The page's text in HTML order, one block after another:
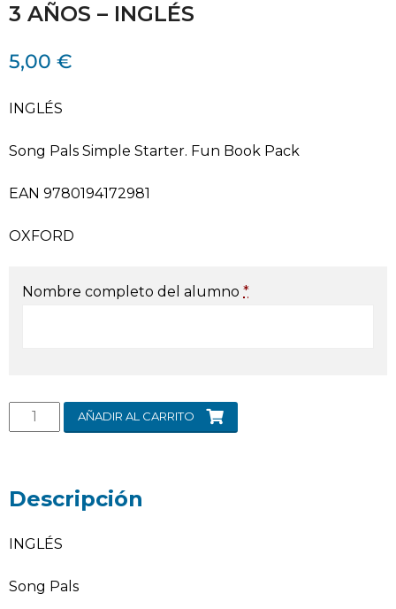
3 AÑOS – INGLÉS
5,00 €
INGLÉS
Song Pals Simple Starter. Fun Book Pack
EAN 9780194172981
OXFORD
Nombre completo del alumno *
AÑADIR AL CARRITO
Descripción
INGLÉS
Song Pals